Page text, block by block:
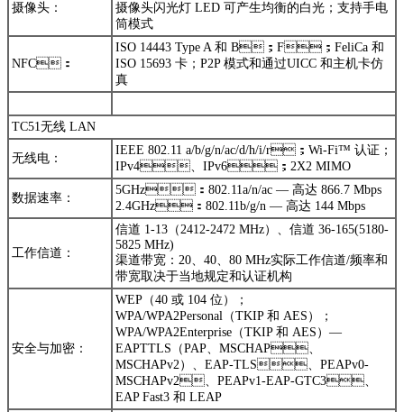
摄像头：
摄像头闪光灯 LED 可产生均衡的白光；支持手电
筒模式
NFC：
ISO 14443 Type A 和 B；F；FeliCa 和
ISO 15693 卡；P2P 模式和通过UICC 和主机卡仿
真
TC51无线 LAN
无线电：
IEEE 802.11 a/b/g/n/ac/d/h/i/r；Wi-Fi™ 认证；
IPv4、IPv6；2X2 MIMO
数据速率：
5GHz：802.11a/n/ac — 高达 866.7 Mbps
2.4GHz：802.11b/g/n — 高达 144 Mbps
工作信道：
信道 1-13（2412-2472 MHz）、信道 36-165(5180-
5825 MHz)
渠道带宽：20、40、80 MHz实际工作信道/频率和
带宽取决于当地规定和认证机构
安全与加密：
WEP（40 或 104 位）；
WPA/WPA2Personal（TKIP 和 AES）；
WPA/WPA2Enterprise（TKIP 和 AES）—
EAPTTLS（PAP、MSCHAP、
MSCHAPv2）、EAP-TLS、PEAPv0-
MSCHAPv2、PEAPv1-EAP-GTC3、
EAP Fast3 和 LEAP